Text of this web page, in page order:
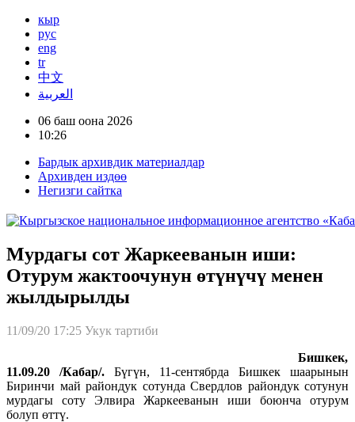
кыр
рус
eng
tr
中文
العربية
06 баш оона 2026
10:26
Бардык архивдик материалдар
Архивден издөө
Негизги сайтка
Мурдагы сот Жаркееванын иши:
Отурум жактоочунун өтүнүчү менен
жылдырылды
11/09/20 17:25 Укук тартиби
Бишкек,
11.09.20 /Кабар/. Бүгүн, 11-сентябрда Бишкек шаарынын
Биринчи май райондук сотунда Свердлов райондук сотунун
мурдагы соту Элвира Жаркееванын иши боюнча отурум
болуп өттү.